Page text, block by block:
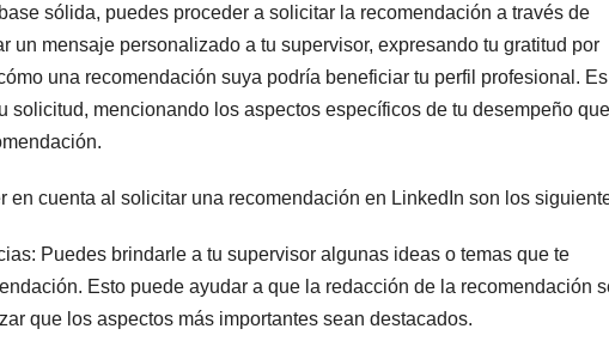
sólida, puedes proceder a solicitar la recomendación a través de
un mensaje personalizado a tu supervisor, expresando tu gratitud por
una recomendación suya podría beneficiar tu perfil profesional. Es
solicitud, mencionando los aspectos específicos de tu desempeño
cuenta al solicitar una recomendación en LinkedIn son los
Puedes brindarle a tu supervisor algunas ideas o temas que te
Esto puede ayudar a que la redacción de la recomendación
que los aspectos más importantes sean destacados.